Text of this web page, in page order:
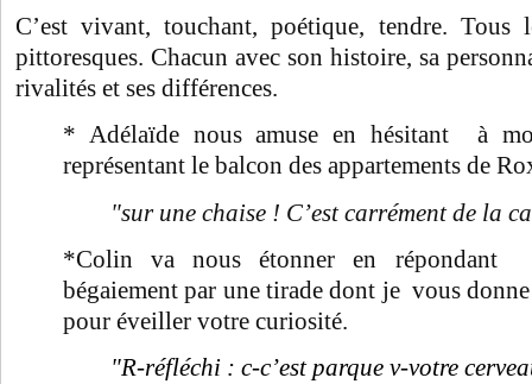
C’est vivant, touchant, poétique, tendre. Tous
pittoresques. Chacun avec son histoire, sa
rivalités et ses différences.
* Adélaïde nous amuse en hésitant à
représentant le balcon des appartements de
"sur une chaise ! C’est carrément de la
*Colin va nous étonner en répondant
bégaiement par une tirade dont je vous
pour éveiller votre curiosité.
"R-réfléchi : c-c’est parque v-votre